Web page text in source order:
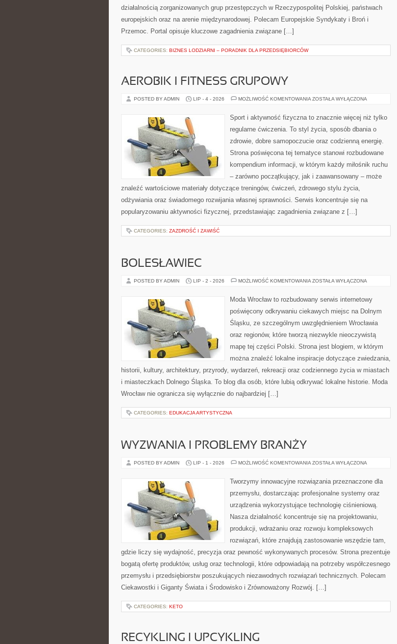
działalnością zorganizowanych grup przestępczych w Rzeczypospolitej Polskiej, państwach
europejskich oraz na arenie międzynarodowej. Polecam Europejskie Syndykaty i Broń i
Przemoc. Portal opisuje kluczowe zagadnienia związane […]
CATEGORIES: BIZNES LODZIARNI – PORADNIK DLA PRZEDSIĘBIORCÓW
AEROBIK I FITNESS GRUPOWY
POSTED BY ADMIN LIP - 4 - 2026 MOŻLIWOŚĆ KOMENTOWANIA AEROBIK
GRUPOWY
ZOSTAŁA WYŁĄCZONA
Sport i aktywność fizyczna to znacznie więcej niż tylko
regularne ćwiczenia. To styl życia, sposób dbania o
zdrowie, dobre samopoczucie oraz codzienną energię.
Strona poświęcona tej tematyce stanowi rozbudowane
kompendium informacji, w którym każdy miłośnik ruchu
– zarówno początkujący, jak i zaawansowany – może
znaleźć wartościowe materiały dotyczące treningów, ćwiczeń, zdrowego stylu życia,
odżywiania oraz świadomego rozwijania własnej sprawności. Serwis koncentruje się na
popularyzowaniu aktywności fizycznej, przedstawiając zagadnienia związane z […]
CATEGORIES: ZAZDROŚĆ I ZAWIŚĆ
BOLESŁAWIEC
POSTED BY ADMIN LIP - 2 - 2026 MOŻLIWOŚĆ KOMENTOWANIA BOLESŁAWIEC
ZOSTAŁA WYŁĄCZONA
Moda Wrocław to rozbudowany serwis internetowy
poświęcony odkrywaniu ciekawych miejsc na Dolnym
Śląsku, ze szczególnym uwzględnieniem Wrocławia
oraz regionów, które tworzą niezwykle nieoczywistą
mapę tej części Polski. Strona jest blogiem, w którym
można znaleźć lokalne inspiracje dotyczące zwiedzania,
historii, kultury, architektury, przyrody, wydarzeń, rekreacji oraz codziennego życia w miastach
i miasteczkach Dolnego Śląska. To blog dla osób, które lubią odkrywać lokalne historie. Moda
Wrocław nie ogranicza się wyłącznie do najbardziej […]
CATEGORIES: EDUKACJA ARTYSTYCZNA
WYZWANIA I PROBLEMY BRANŻY
POSTED BY ADMIN LIP - 1 - 2026 MOŻLIWOŚĆ KOMENTOWANIA WYZWANIA
BRANŻY
ZOSTAŁA WYŁĄCZONA
Tworzymy innowacyjne rozwiązania przeznaczone dla
przemysłu, dostarczając profesjonalne systemy oraz
urządzenia wykorzystujące technologię ciśnieniową.
Nasza działalność koncentruje się na projektowaniu,
produkcji, wdrażaniu oraz rozwoju kompleksowych
rozwiązań, które znajdują zastosowanie wszędzie tam,
gdzie liczy się wydajność, precyzja oraz pewność wykonywanych procesów. Strona prezentuje
bogatą ofertę produktów, usług oraz technologii, które odpowiadają na potrzeby współczesnego
przemysłu i przedsiębiorstw poszukujących niezawodnych rozwiązań technicznych. Polecam
Ciekawostki i Giganty Świata i Środowisko i Zrównoważony Rozwój. […]
CATEGORIES: KETO
RECYKLING I UPCYKLING